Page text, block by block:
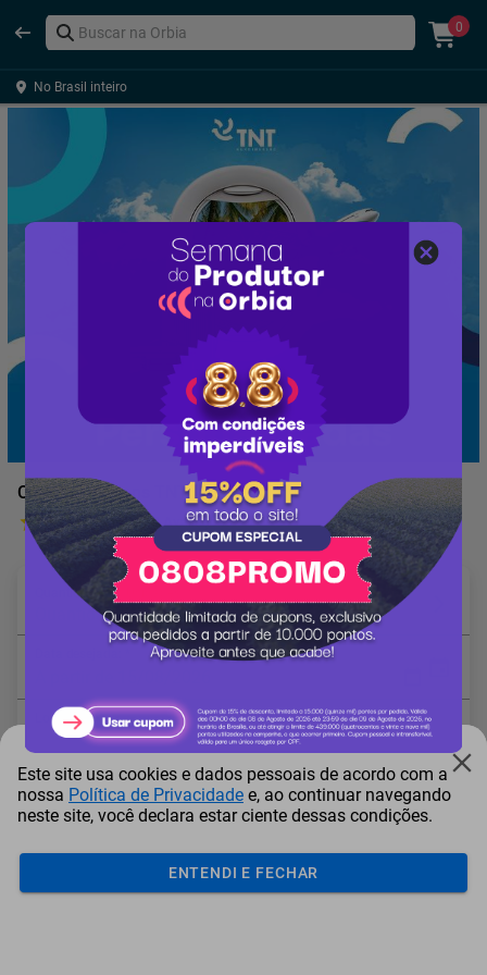
0
No Brasil inteiro
Créditos Viagens TNT
2 Avaliações
Quantidade em Unidades: *
Quantidade mínima: 1
Local: *
* Campo obrigatório
Adicionar ao carrinho
Este site usa cookies e dados pessoais de acordo com a
nossa Política de Privacidade e, ao continuar navegando
neste site, você declara estar ciente dessas condições.
ENTENDI E FECHAR